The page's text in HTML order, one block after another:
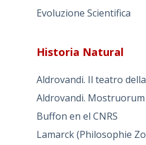
Evoluzione Scientifica
Historia Natural
Aldrovandi. Il teatro
Aldrovandi.
Buffon en el CNRS
Lamarck (Philosophie